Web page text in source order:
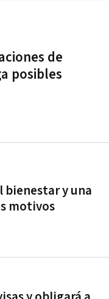
de
posibles
bienestar y una
motivos